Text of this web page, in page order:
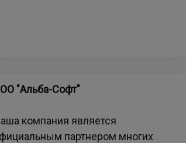
"Альба-Софт"
компания является
партнером многих